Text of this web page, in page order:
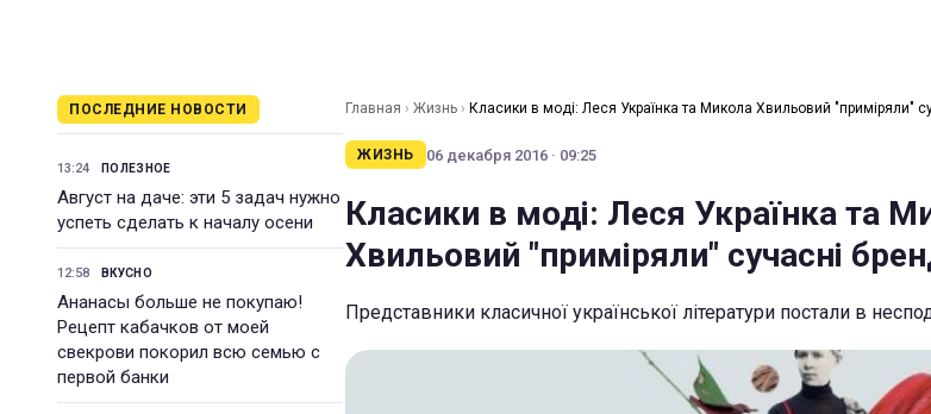
ПОСЛЕДНИЕ НОВОСТИ
13:24 ПОЛЕЗНОЕ
Август на даче: эти 5 задач нужно
успеть сделать к началу осени
12:58 ВКУСНО
Ананасы больше не покупаю!
Рецепт кабачков от моей
свекрови покорил всю семью с
первой банки
Главная › Жизнь › Класики в моді: Леся Українка та Микола Хвильовий "приміряли"
ЖИЗНЬ 06 декабря 2016 · 09:25
Класики в моді: Леся Українка та
Хвильовий "приміряли" сучасні
Представники класичної української літератури постали в